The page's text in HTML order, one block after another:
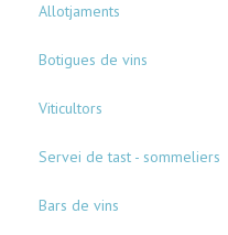
Allotjaments
Botigues de vins
Viticultors
Servei de tast - sommeliers
Bars de vins